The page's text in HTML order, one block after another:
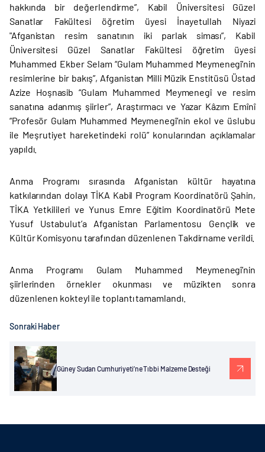
hakkında bir değerlendirme”, Kabil Üniversitesi Güzel
Sanatlar Fakültesi öğretim üyesi İnayetullah Niyazi
"Afganistan resim sanatının iki parlak siması”, Kabil
Üniversitesi Güzel Sanatlar Fakültesi öğretim üyesi
Muhammed Ekber Selam “Gulam Muhammed Meymenegî’nin
resimlerine bir bakış”, Afganistan Milli Müzik Enstitüsü Üstad
Azize Hoşnasib “Gulam Muhammed Meymenegî ve resim
sanatına adanmış şiirler”, Araştırmacı ve Yazar Kâzım Emînî
“Profesör Gulam Muhammed Meymenegî’nin ekol ve üslubu
ile Meşrutiyet hareketindeki rolü” konularından açıklamalar
yapıldı.
Anma Programı sırasında Afganistan kültür hayatına
katkılarından dolayı TİKA Kabil Program Koordinatörü Şahin,
TİKA Yetkilileri ve Yunus Emre Eğitim Koordinatörü Mete
Yusuf Ustabulut’a Afganistan Parlamentosu Gençlik ve
Kültür Komisyonu tarafından düzenlenen Takdirname verildi.
Anma Programı Gulam Muhammed Meymenegî’nin
şiirlerinden örnekler okunması ve müzikten sonra
düzenlenen kokteyl ile toplantı tamamlandı.
Sonraki Haber
Güney Sudan Cumhuriyeti’ne Tıbbi Malzeme Desteği